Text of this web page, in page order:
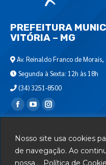
Nosso site usa cookies
de navegação. Ao
nossa .
Política de
PREFEITURA
VITÓRIA – MG
Av. Reinaldo Franco de
Segunda à Sexta: 12h às 18h
(34) 3251-8500
Encontre-nos em:
Departamento de T.I.